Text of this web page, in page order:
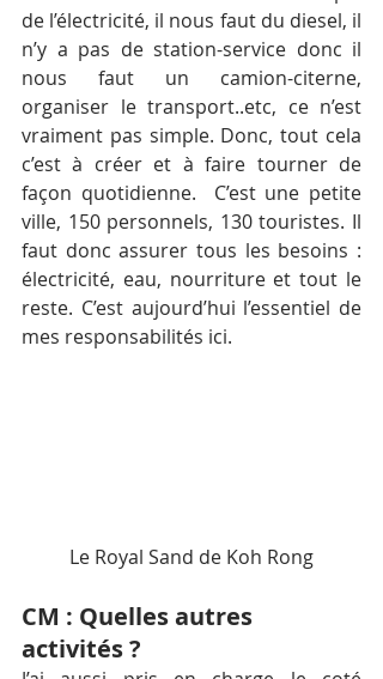
de l’électricité, il nous faut du diesel, il
n’y a pas de station-service donc il
nous faut un camion-citerne,
organiser le transport..etc, ce n’est
vraiment pas simple. Donc, tout cela
c’est à créer et à faire tourner de
façon quotidienne.  C’est une petite
ville, 150 personnels, 130 touristes. Il
faut donc assurer tous les besoins :
électricité, eau, nourriture et tout le
reste. C’est aujourd’hui l’essentiel de
mes responsabilités ici.
Le Royal Sand de Koh Rong
CM : Quelles autres
activités ?